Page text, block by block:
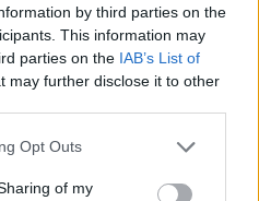
by third parties on the
This information may
parties on the IAB’s List of
may further disclose it to other
uses one or more Google
behaviour. You may click to
Opt Outs
of my
3